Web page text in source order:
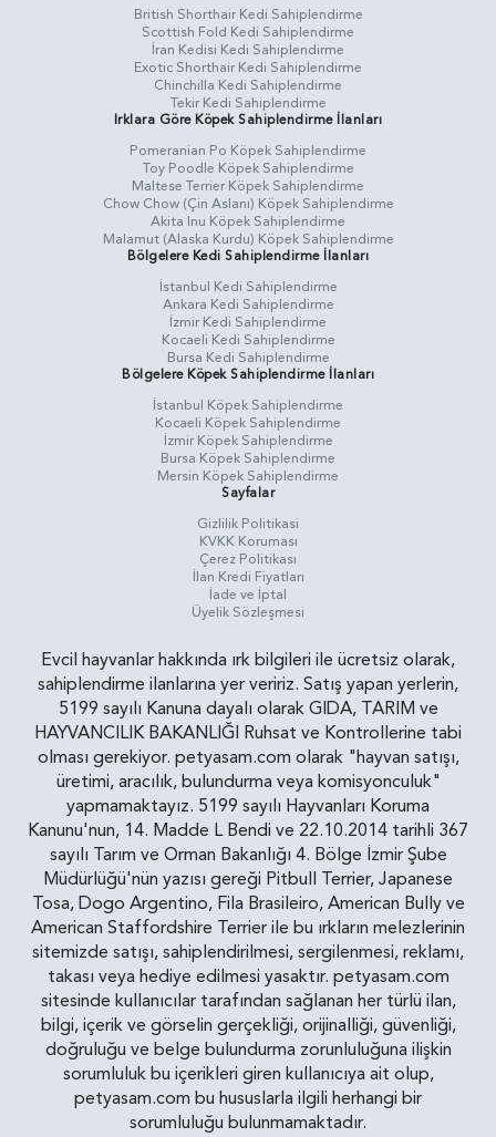
British Shorthair Kedi Sahiplendirme
Scottish Fold Kedi Sahiplendirme
İran Kedisi Kedi Sahiplendirme
Exotic Shorthair Kedi Sahiplendirme
Chinchilla Kedi Sahiplendirme
Tekir Kedi Sahiplendirme
Irklara Göre Köpek Sahiplendirme İlanları
Pomeranian Po Köpek Sahiplendirme
Toy Poodle Köpek Sahiplendirme
Maltese Terrier Köpek Sahiplendirme
Chow Chow (Çin Aslanı) Köpek Sahiplendirme
Akita Inu Köpek Sahiplendirme
Malamut (Alaska Kurdu) Köpek Sahiplendirme
Bölgelere Kedi Sahiplendirme İlanları
İstanbul Kedi Sahiplendirme
Ankara Kedi Sahiplendirme
İzmir Kedi Sahiplendirme
Kocaeli Kedi Sahiplendirme
Bursa Kedi Sahiplendirme
Bölgelere Köpek Sahiplendirme İlanları
İstanbul Köpek Sahiplendirme
Kocaeli Köpek Sahiplendirme
İzmir Köpek Sahiplendirme
Bursa Köpek Sahiplendirme
Mersin Köpek Sahiplendirme
Sayfalar
Gizlilik Politikasi
KVKK Koruması
Çerez Politikası
İlan Kredi Fiyatları
İade ve İptal
Üyelik Sözleşmesi
Evcil hayvanlar hakkında ırk bilgileri ile ücretsiz olarak,
sahiplendirme ilanlarına yer veririz. Satış yapan yerlerin,
5199 sayılı Kanuna dayalı olarak GIDA, TARIM ve
HAYVANCILIK BAKANLIĞI Ruhsat ve Kontrollerine tabi
olması gerekiyor. petyasam.com olarak "hayvan satışı,
üretimi, aracılık, bulundurma veya komisyonculuk"
yapmamaktayız. 5199 sayılı Hayvanları Koruma
Kanunu'nun, 14. Madde L Bendi ve 22.10.2014 tarihli 367
sayılı Tarım ve Orman Bakanlığı 4. Bölge İzmir Şube
Müdürlüğü'nün yazısı gereği Pitbull Terrier, Japanese
Tosa, Dogo Argentino, Fila Brasileiro, American Bully ve
American Staffordshire Terrier ile bu ırkların melezlerinin
sitemizde satışı, sahiplendirilmesi, sergilenmesi, reklamı,
takası veya hediye edilmesi yasaktır. petyasam.com
sitesinde kullanıcılar tarafından sağlanan her türlü ilan,
bilgi, içerik ve görselin gerçekliği, orijinalliği, güvenliği,
doğruluğu ve belge bulundurma zorunluluğuna ilişkin
sorumluluk bu içerikleri giren kullanıcıya ait olup,
petyasam.com bu hususlarla ilgili herhangi bir
sorumluluğu bulunmamaktadır.